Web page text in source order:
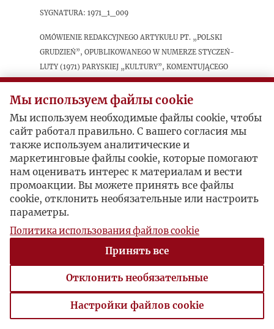
sygnatura: 1971_1_009
Omówienie redakcyjnego artykułu pt. „Polski
grudzień”, opublikowanego w numerze styczeń-
luty (1971) paryskiej „Kultury”, komentującego
pacyfikację robotniczych protestów na
Wybrzeżu w grudniu 1970 roku.
Мы используем файлы cookie
Мы используем необходимые файлы cookie, чтобы
сайт работал правильно. С вашего согласия мы
также используем аналитические и
маркетинговые файлы cookie, которые помогают
нам оценивать интерес к материалам и вести
промоакции. Вы можете принять все файлы
cookie, отклонить необязательные или настроить
параметры.
Политика использования файлов cookie
Принять все
Отклонить необязательные
Настройки файлов cookie
Настройки файлов cookie